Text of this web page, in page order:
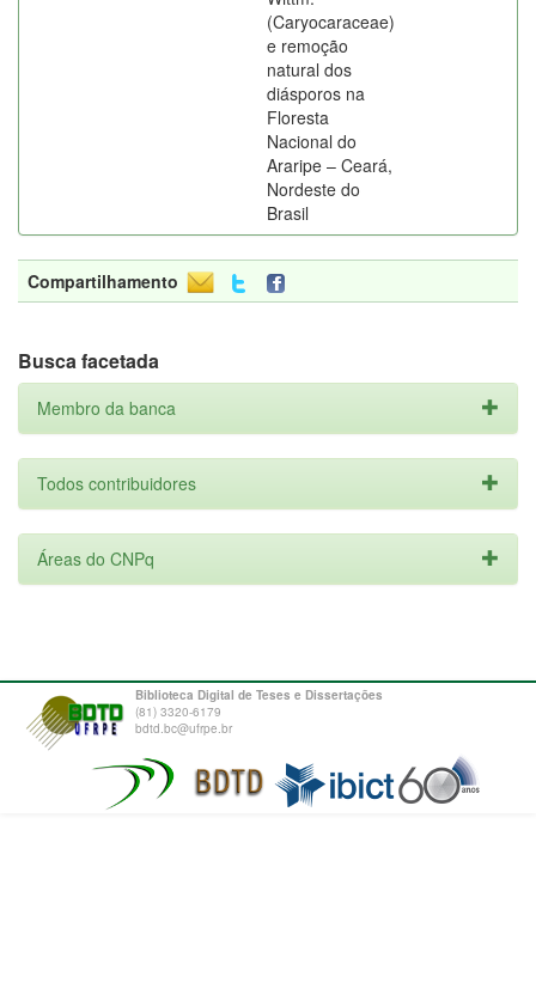
(Caryocaraceae)
e remoção
natural dos
diásporos na
Floresta
Nacional do
Araripe – Ceará,
Nordeste do
Brasil
Compartilhamento
Busca facetada
Membro da banca
Todos contribuidores
Áreas do CNPq
Biblioteca Digital de Teses e Dissertações
(81) 3320-6179
bdtd.bc@ufrpe.br